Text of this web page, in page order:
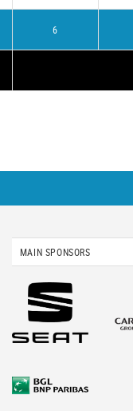
6
MAIN SPONSORS